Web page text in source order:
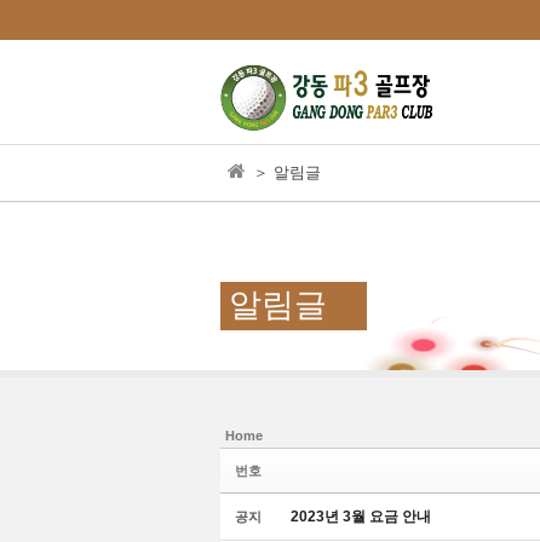
＞ 알림글
알림글
Home
번호
공지 2023년 3월 요금 안내
Sketchbook5, 스
Sketchbook5, 스